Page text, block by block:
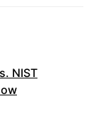
NIST